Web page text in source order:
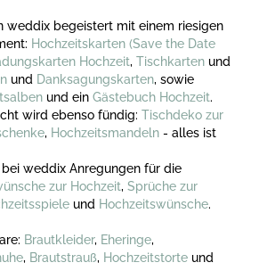
weddix begeistert mit einem riesigen
Hochzeitskarten (Save the Date
Hochzeit, Tischkarten und
und Danksagungskarten, sowie
und ein Gästebuch Hochzeit.
wird ebenso fündig: Tischdeko zur
, Hochzeitsmandeln - alles ist
weddix Anregungen für die
zur Hochzeit, Sprüche zur
und Hochzeitswünsche.
Brautkleider, Eheringe,
, Brautstrauß, Hochzeitstorte und